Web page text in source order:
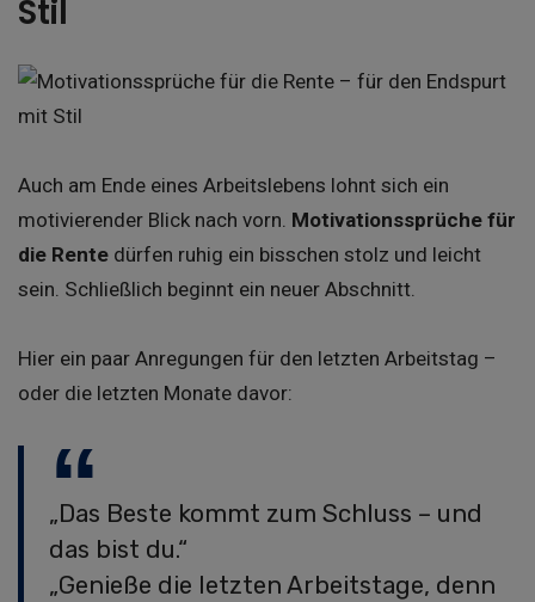
Stil
Auch am Ende eines Arbeitslebens lohnt sich ein
motivierender Blick nach vorn. Motivationssprüche für
die Rente dürfen ruhig ein bisschen stolz und leicht
sein. Schließlich beginnt ein neuer Abschnitt.
Hier ein paar Anregungen für den letzten Arbeitstag –
oder die letzten Monate davor:
„Das Beste kommt zum Schluss – und
das bist du.“
„Genieße die letzten Arbeitstage, denn